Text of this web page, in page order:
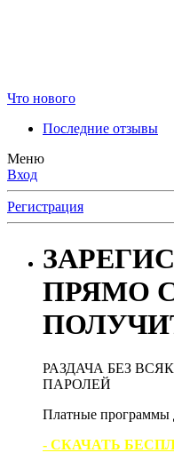
Что нового
Последние отзывы
Меню
Вход
Регистрация
ПРЯМО
РАЗДАЧА БЕЗ
ПАРОЛЕЙ
Платные
- СКАЧАТЬ